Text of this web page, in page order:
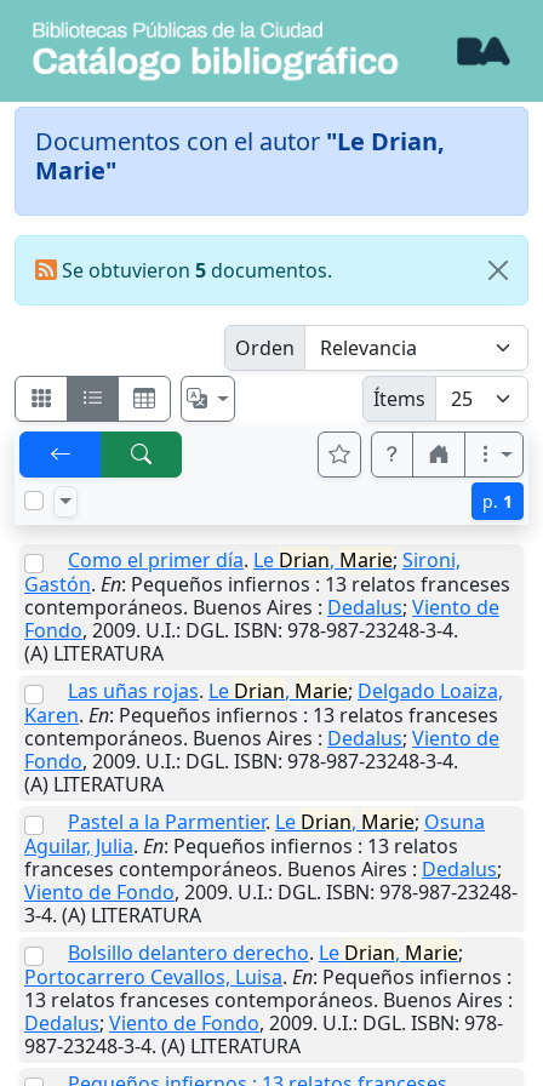
Documentos con el autor "Le Drian,
Marie"
Se obtuvieron 5documentos.
Orden
Ítems
p. 1
Como el primer día. Le Drian, Marie; Sironi,
Gastón. En: Pequeños infiernos : 13 relatos franceses
contemporáneos. Buenos Aires : Dedalus; Viento de
Fondo, 2009. U.I.: DGL. ISBN: 978-987-23248-3-4.
(A) LITERATURA
Las uñas rojas. Le Drian, Marie; Delgado Loaiza,
Karen. En: Pequeños infiernos : 13 relatos franceses
contemporáneos. Buenos Aires : Dedalus; Viento de
Fondo, 2009. U.I.: DGL. ISBN: 978-987-23248-3-4.
(A) LITERATURA
Pastel a la Parmentier. Le Drian, Marie; Osuna
Aguilar, Julia. En: Pequeños infiernos : 13 relatos
franceses contemporáneos. Buenos Aires : Dedalus;
Viento de Fondo, 2009. U.I.: DGL. ISBN: 978-987-23248-
3-4. (A) LITERATURA
Bolsillo delantero derecho. Le Drian, Marie;
Portocarrero Cevallos, Luisa. En: Pequeños infiernos :
13 relatos franceses contemporáneos. Buenos Aires :
Dedalus; Viento de Fondo, 2009. U.I.: DGL. ISBN: 978-
987-23248-3-4. (A) LITERATURA